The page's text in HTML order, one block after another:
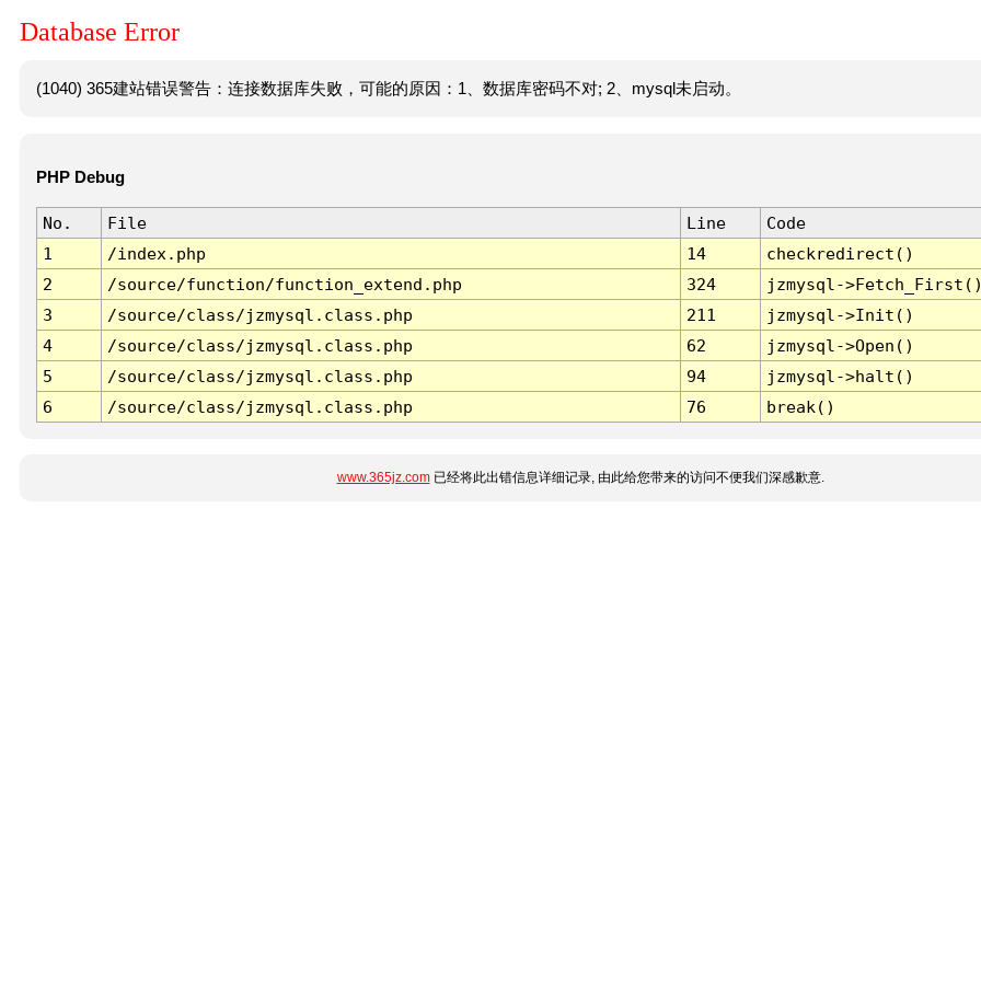
Database Error
(1040) 365建站错误警告：连接数据库失败，可能的原因：1、数据库密码不对; 2、mysql未启动。
PHP Debug
No. File Line
Code
1
/index.php 14
checkredirect()
2
/source/function/function_extend.php 324
jzmysql-
3
/source/class/jzmysql.class.php 211
jzmysql->Init()
4
/source/class/jzmysql.class.php 62
jzmysql->Open()
5
/source/class/jzmysql.class.php 94
jzmysql->halt()
6
/source/class/jzmysql.class.php 76 break()
www.365jz.com已经将此出错信息详细记录, 由此给您带来的访问不便我们深感歉意.